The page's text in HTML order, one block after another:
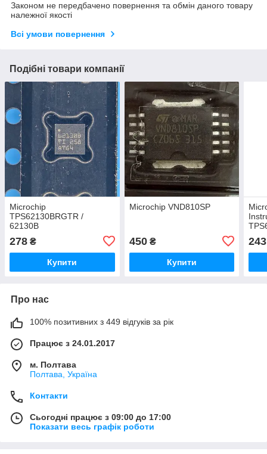
Законом не передбачено повернення та обмін даного товару
належної якості
Всі умови повернення
Подібні товари компанії
Microchip
TPS62130BRGTR /
62130B
278 ₴
Купити
Microchip VND810SP
450₴
Купити
243
Про нас
100% позитивних з 449 відгуків за рік
Працює з 24.01.2017
м. Полтава
Полтава, Україна
Контакти
Сьогодні працює з 09:00 до 17:00
Показати весь графік роботи